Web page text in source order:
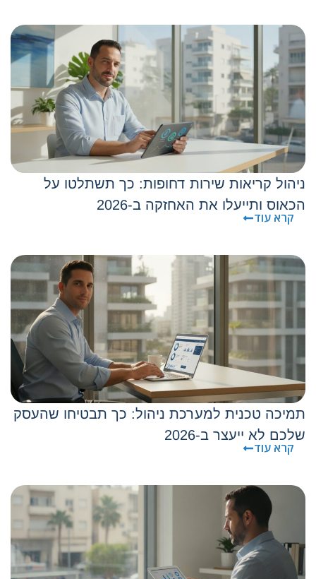
ניהול קריאות שירות דחופות: כך תשתלטו על
הכאוס ותייעלו את האחזקה ב-2026
קרא עוד
תמיכה טכנית למערכת ניהול: כך תבטיחו שהעסק
שלכם לא ייעצר ב-2026
קרא עוד